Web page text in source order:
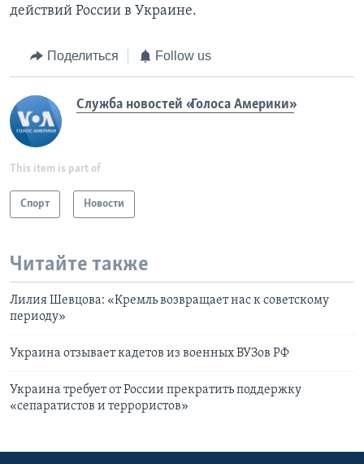
действий России в Украине.
Поделиться Follow us
Служба новостей «Голоса Америки»
This item is part of
Спорт Новости
Читайте также
Лилия Шевцова: «Кремль возвращает нас к советскому
периоду»
Украина отзывает кадетов из военных ВУЗов РФ
Украина требует от России прекратить поддержку
«сепаратистов и террористов»